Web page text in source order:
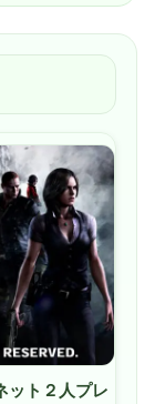
ット２人プレ